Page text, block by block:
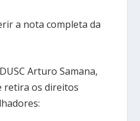
a nota completa da
Arturo Samana,
retira os direitos